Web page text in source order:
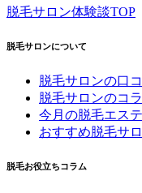
脱毛サロン体験談TOP
脱毛サロンについて
脱毛サロンの口
脱毛サロンのコ
今月の脱毛エス
おすすめ脱毛サ
脱毛お役立ちコラム